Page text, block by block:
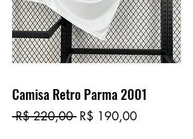
Camisa Retro Parma 2001
R$ 220,00 Preço
R$ 190,00Preço